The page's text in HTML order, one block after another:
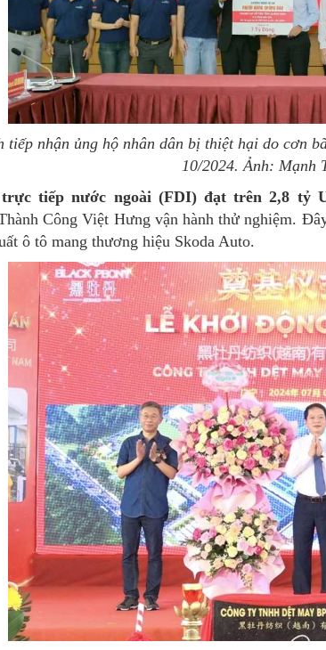
tiếp nhận ủng hộ nhân dân bị thiệt hại do cơn
10/2024. Ảnh: Mạnh
tiếp nước ngoài (FDI) đạt trên 2,8 tỷ
Công Việt Hưng vận hành thử nghiệm.
ô tô mang thương hiệu Skoda Auto.